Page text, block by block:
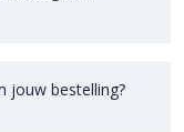
jouw bestelling?